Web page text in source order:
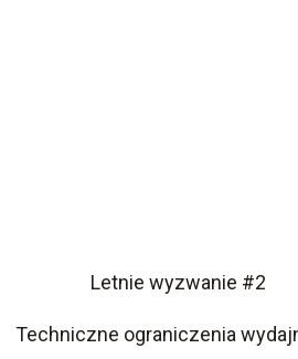
Letnie wyzwanie #2
Techniczne ograniczenia